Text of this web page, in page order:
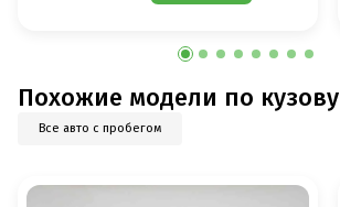
Похожие модели по кузову
Все авто с пробегом